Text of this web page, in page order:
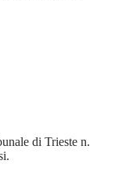
di Trieste n.